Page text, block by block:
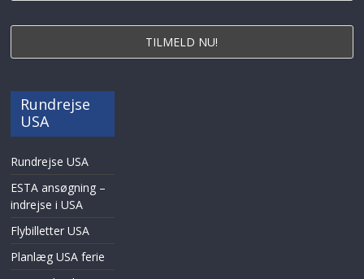
Rundrejse
USA
Rundrejse USA
ESTA ansøgning –
indrejse i USA
Flybilletter USA
Planlæg USA ferie